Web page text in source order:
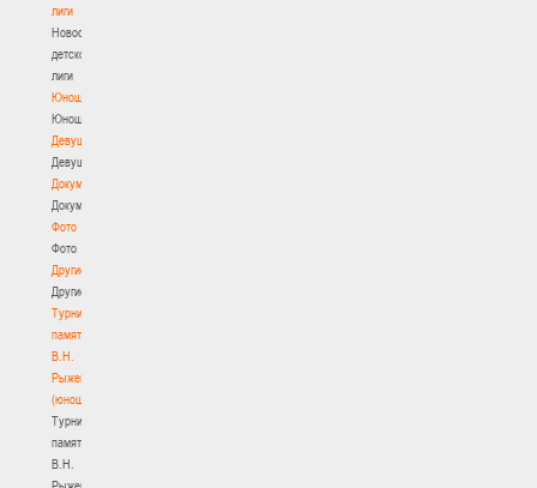
лиги
Новости
детской
лиги
Юноши
Юноши
Девушки
Девушки
Документы
Документы
Фото
Фото
Другие
Другие
Турнир
памяти
В.Н.
Рыженкова
(юноши)
Турнир
памяти
В.Н.
Рыженкова